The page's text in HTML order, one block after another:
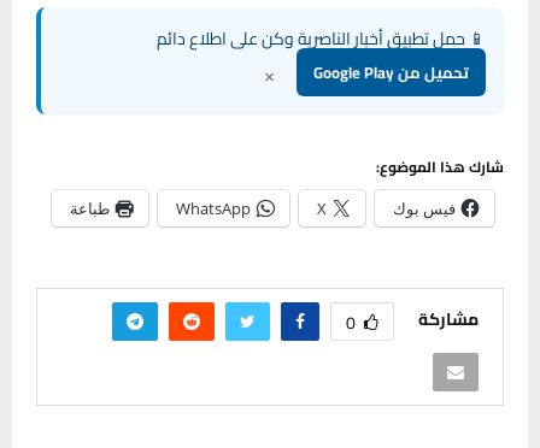
📱 حمل تطبيق أخبار الناصرية وكن على اطلاع دائم
تحميل من Google Play ×
شارك هذا الموضوع:
فيس بوك X
WhatsApp طباعة
مشاركة 0